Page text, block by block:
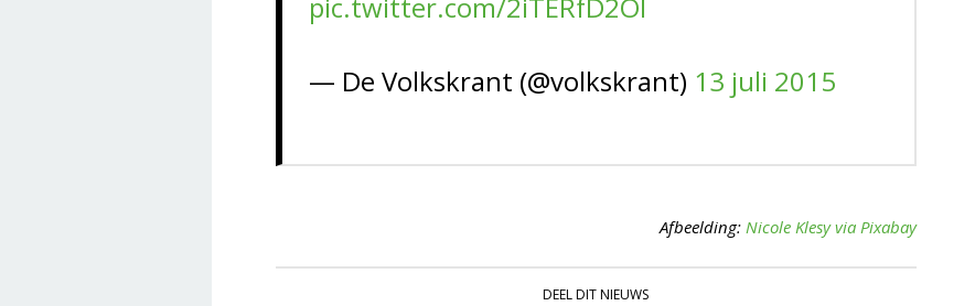
— De Volkskrant (@volkskrant) 13 juli 2015
Afbeelding: Nicole Klesy via Pixabay
DEEL DIT NIEUWS